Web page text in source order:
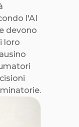
l'AI
devono
loro